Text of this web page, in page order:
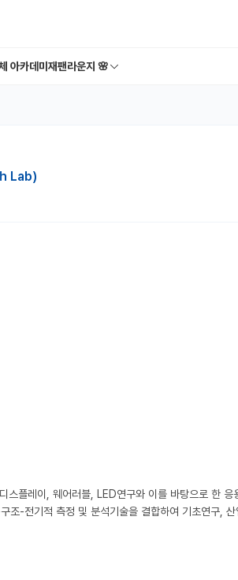
아카데미 재팬라운지 🌸
Lab)
스플레이, 웨어러블, LED연구와 이를 바탕으로 한 응
-전기적 측정 및 분석기술을 결합하여 기초연구, 산